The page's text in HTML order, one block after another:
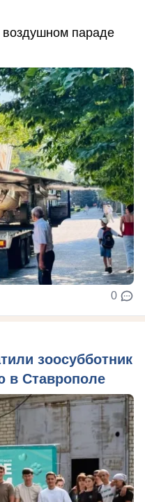
воздушном параде
0
зоосубботник
в Ставрополе